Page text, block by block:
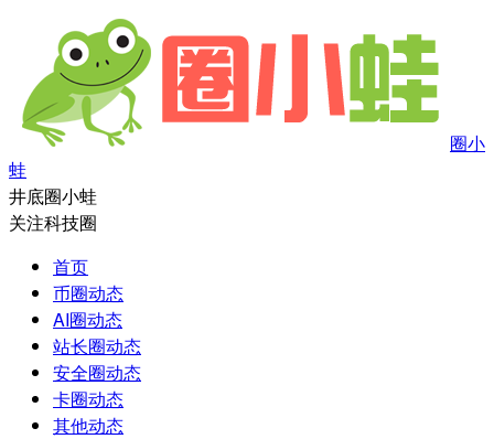
圈小
蛙
井底圈小蛙
关注科技圈
首页
币圈动态
AI圈动态
站长圈动态
安全圈动态
卡圈动态
其他动态